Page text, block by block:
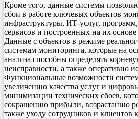
Кроме того, данные системы
сбои в работе ключевых объектов
инфраструктуры, ИТ-услуг,
сервисов и построенных на их основе
Данные с объектов в режиме
системам мониторинга, которые на
анализа способны определять
неисправности, а также оперативно
Функциональные возможности
увеличению качества услуг и
минимизации технических сбоев,
сокращению прибыли, возрастанию
также уходу сотрудников и клиентов